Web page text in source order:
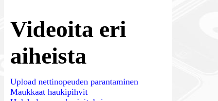
Videoita eri
aiheista
Upload nettinopeuden parantaminen
Maukkaat haukipihvit